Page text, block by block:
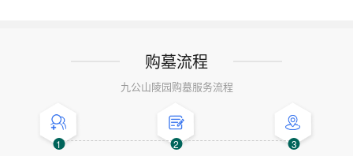
购墓流程
九公山陵园购墓服务流程
1 2 3